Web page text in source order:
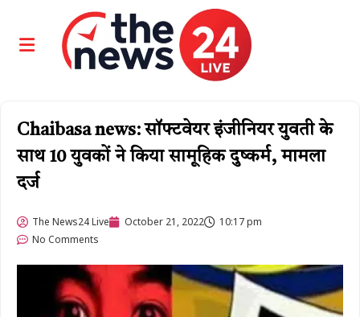
Chaibasa news: सॉफ्टवेयर इंजीनियर युवती के
साथ 10 युवकों ने किया सामूहिक दुष्कर्म, मामला
दर्ज
The News24 Live October 21, 2022
10:17 pm
No Comments